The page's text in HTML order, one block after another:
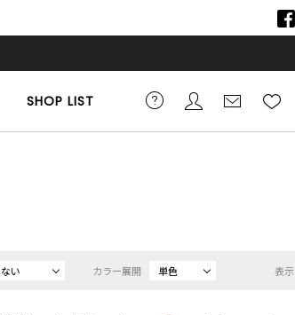
SHOP LIST
い カラー展開 単色 表示